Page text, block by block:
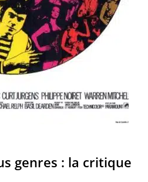
genres : la critique